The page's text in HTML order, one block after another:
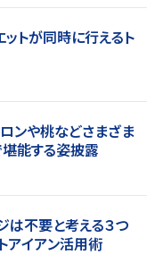
ットが同時に行えるト
ロンや桃などさまざま
能する姿披露
は不要と考える３つ
アイアン活用術